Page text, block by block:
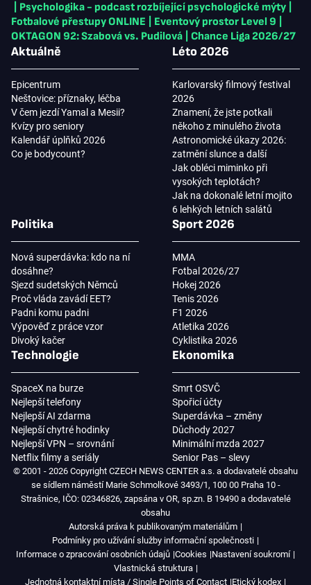
Psychologika - podcast rozbíjející psychologické mýty
Fotbalové přestupy ONLINE
Eventový prostor Level 9
OKTAGON 92: Szabová vs. Pudilová
Chance Liga 2026/27
Aktuálně
Epicentrum
Neštovice: příznaky, léčba
V čem jezdí Yamal a Mesii?
Kvízy pro seniory
Kalendář úplňků 2026
Co je bodycount?
Léto 2026
Karlovarský filmový festival
2026
Znamení, že jste potkali
někoho z minulého života
Astronomické úkazy 2026:
zatmění slunce a další
Jak obléci miminko při
vysokých teplotách?
Jak na dokonalé letní mojito
6 lehkých letních salátů
Politika
Nová superdávka: kdo na ní
dosáhne?
Sjezd sudetských Němců
Proč vláda zavádí EET?
Padni komu padni
Výpověď z práce vzor
Divoký kačer
Sport 2026
MMA
Fotbal 2026/27
Hokej 2026
Tenis 2026
F1 2026
Atletika 2026
Cyklistika 2026
Technologie
SpaceX na burze
Nejlepší telefony
Nejlepší AI zdarma
Nejlepší chytré hodinky
Nejlepší VPN – srovnání
Netflix filmy a seriály
Ekonomika
Smrt OSVČ
Spořicí účty
Superdávka – změny
Důchody 2027
Minimální mzda 2027
Senior Pas – slevy
© 2001 - 2026 Copyright CZECH NEWS CENTER a.s. a dodavatelé obsahu
se sídlem náměstí Marie Schmolkové 3493/1, 100 00 Praha 10 -
Strašnice, IČO: 02346826, zapsána v OR, sp.zn. B 19490 a dodavatelé
obsahu
Autorská práva k publikovaným materiálům
Podmínky pro užívání služby informační společnosti
Informace o zpracování osobních údajů Cookies Nastavení soukromí
Vlastnická struktura
Jednotná kontaktní místa / Single Points of Contact Etický kodex